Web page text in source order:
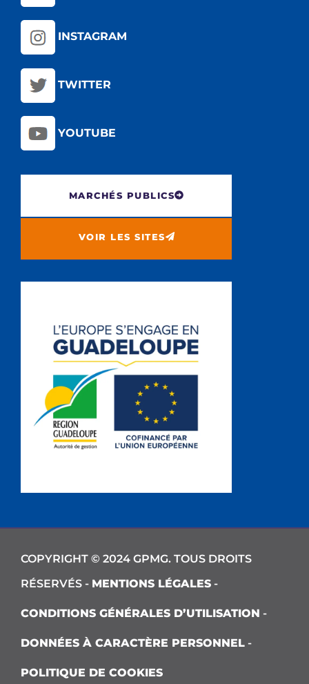
INSTAGRAM
TWITTER
YOUTUBE
MARCHÉS PUBLICS
VOIR LES SITES
COPYRIGHT © 2024 GPMG. TOUS DROITS
RÉSERVÉS - MENTIONS LÉGALES -
CONDITIONS GÉNÉRALES D’UTILISATION -
DONNÉES À CARACTÈRE PERSONNEL -
POLITIQUE DE COOKIES